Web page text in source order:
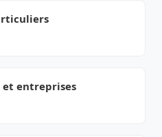
entreprises